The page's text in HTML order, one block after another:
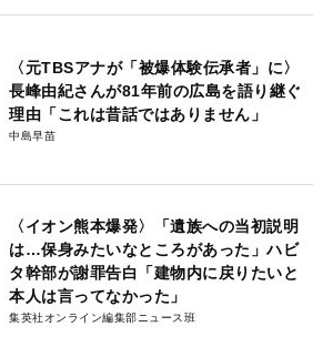
〈元TBSアナが「被爆体験伝承者」に〉
長峰由紀さんが81年前の広島を語り継ぐ
理由「これは昔話ではありません」
中島早苗
〈イオン熊本爆発〉「遺族への当初説明
は…保身みたいなところがあった」ハビ
タ幹部が謝罪告白「建物内に戻りたいと
本人は言ってなかった」
集英社オンライン編集部ニュース班